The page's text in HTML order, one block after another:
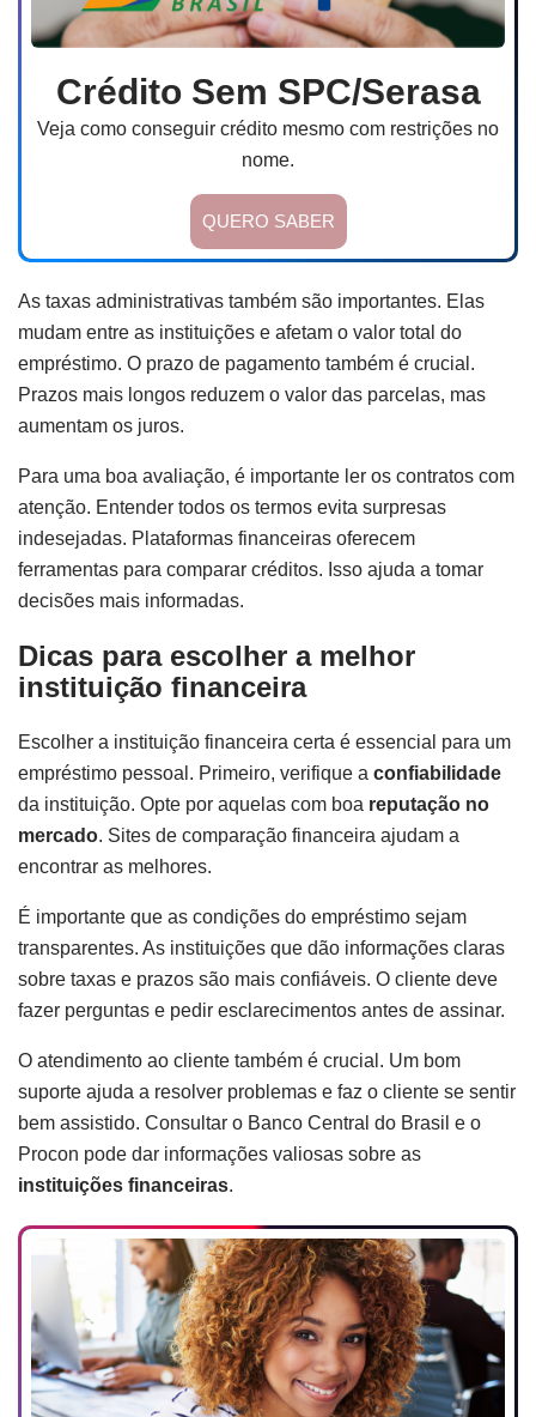
Crédito Sem SPC/Serasa
Veja como conseguir crédito mesmo com restrições no
nome.
QUERO SABER
As taxas administrativas também são importantes. Elas
mudam entre as instituições e afetam o valor total do
empréstimo. O prazo de pagamento também é crucial.
Prazos mais longos reduzem o valor das parcelas, mas
aumentam os juros.
Para uma boa avaliação, é importante ler os contratos com
atenção. Entender todos os termos evita surpresas
indesejadas. Plataformas financeiras oferecem
ferramentas para comparar créditos. Isso ajuda a tomar
decisões mais informadas.
Dicas para escolher a melhor
instituição financeira
Escolher a instituição financeira certa é essencial para um
empréstimo pessoal. Primeiro, verifique a confiabilidade
da instituição. Opte por aquelas com boa reputação no
mercado. Sites de comparação financeira ajudam a
encontrar as melhores.
É importante que as condições do empréstimo sejam
transparentes. As instituições que dão informações claras
sobre taxas e prazos são mais confiáveis. O cliente deve
fazer perguntas e pedir esclarecimentos antes de assinar.
O atendimento ao cliente também é crucial. Um bom
suporte ajuda a resolver problemas e faz o cliente se sentir
bem assistido. Consultar o Banco Central do Brasil e o
Procon pode dar informações valiosas sobre as
instituições financeiras.